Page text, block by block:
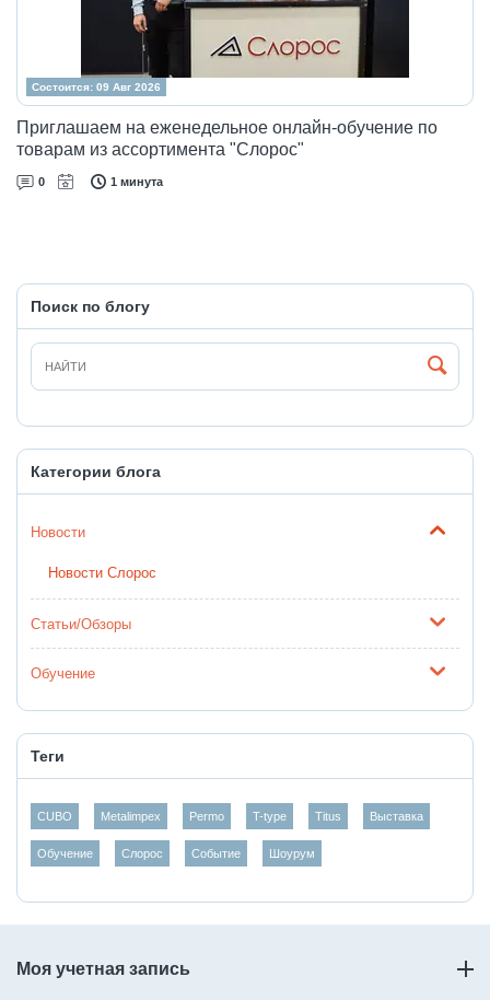
Состоится: 09 Авг 2026
Приглашаем на еженедельное онлайн-обучение по
товарам из ассортимента "Слорос"
0 1 минута
Поиск по блогу
Категории блога
Новости
Новости Слорос
Статьи/Обзоры
Обучение
Теги
CUBO Metalimpex Permo T-type Titus Выставка
Обучение Слорос Событие Шоурум
Моя учетная запись